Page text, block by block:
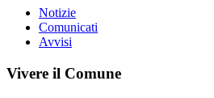
Notizie
Comunicati
Avvisi
Vivere il Comune